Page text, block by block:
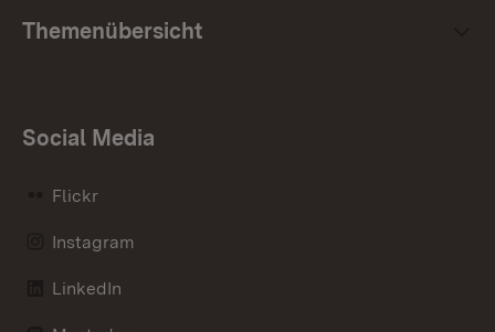
Themenübersicht
Social Media
Flickr
Instagram
LinkedIn